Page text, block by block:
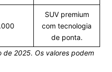
SUV premium
com tecnologia
de ponta.
de 2025. Os valores podem